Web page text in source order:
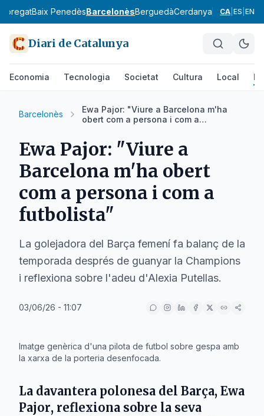
Baix PenedèsBarcelonèsBerguedàCerdanya Conca de
CA ES EN
Diari de Catalunya
Economia Tecnologia Societat Cultura Local
Barcelonès
Ewa Pajor: "Viure a Barcelona m'ha
obert com a persona i com a
Ewa Pajor: "Viure a
Barcelona m'ha obert
com a persona i com a
futbolista"
La golejadora del Barça femení fa balanç de la
temporada després de guanyar la Champions
i reflexiona sobre l'adeu d'Alexia Putellas.
03/06/26 - 11:07
Imatge genèrica d'una pilota de futbol sobre gespa amb
la xarxa de la porteria desenfocada.
La davantera polonesa del Barça, Ewa
Pajor, reflexiona sobre la seva